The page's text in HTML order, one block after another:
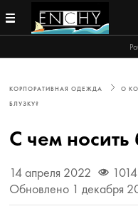
КОРПОРАТИВНАЯ ОДЕЖДА О
БЛУЗКУ?
С чем носить
14 апреля 2022
Обновлено 1 декабря